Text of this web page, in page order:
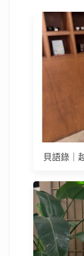
貝語錄｜